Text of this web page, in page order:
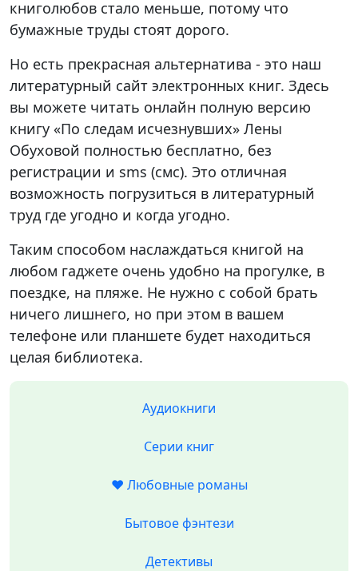
книголюбов стало меньше, потому что
бумажные труды стоят дорого.
Но есть прекрасная альтернатива - это наш
литературный сайт электронных книг. Здесь
вы можете читать онлайн полную версию
книгу «По следам исчезнувших» Лены
Обуховой полностью бесплатно, без
регистрации и sms (смс). Это отличная
возможность погрузиться в литературный
труд где угодно и когда угодно.
Таким способом наслаждаться книгой на
любом гаджете очень удобно на прогулке, в
поездке, на пляже. Не нужно с собой брать
ничего лишнего, но при этом в вашем
телефоне или планшете будет находиться
целая библиотека.
Аудиокниги
Серии книг
❤️ Любовные романы
Бытовое фэнтези
Детективы